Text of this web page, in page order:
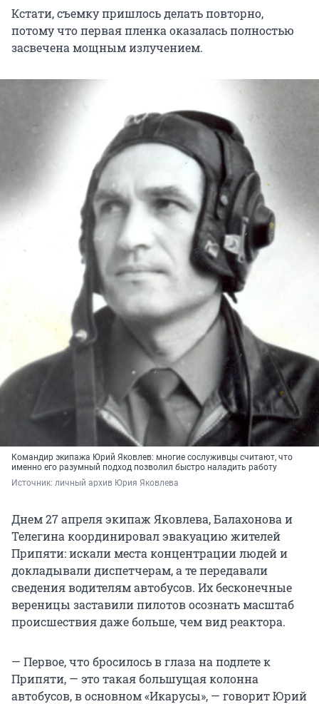
Кстати, съемку пришлось делать повторно,
потому что первая пленка оказалась полностью
засвечена мощным излучением.
Командир экипажа Юрий Яковлев: многие сослуживцы считают, что
именно его разумный подход позволил быстро наладить работу
Источник: личный архив Юрия Яковлева
Днем 27 апреля экипаж Яковлева, Балахонова и
Телегина координировал эвакуацию жителей
Припяти: искали места концентрации людей и
докладывали диспетчерам, а те передавали
сведения водителям автобусов. Их бесконечные
вереницы заставили пилотов осознать масштаб
происшествия даже больше, чем вид реактора.
— Первое, что бросилось в глаза на подлете к
Припяти, — это такая большущая колонна
автобусов, в основном «Икарусы», — говорит Юрий